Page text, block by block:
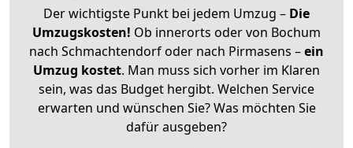
Der wichtigste Punkt bei jedem Umzug – Die
Umzugskosten! Ob innerorts oder von Bochum
nach Schmachtendorf oder nach Pirmasens –ein
Umzug kostet. Man muss sich vorher im Klaren
sein, was das Budget hergibt. Welchen Service
erwarten und wünschen Sie? Was möchten Sie
dafür ausgeben?